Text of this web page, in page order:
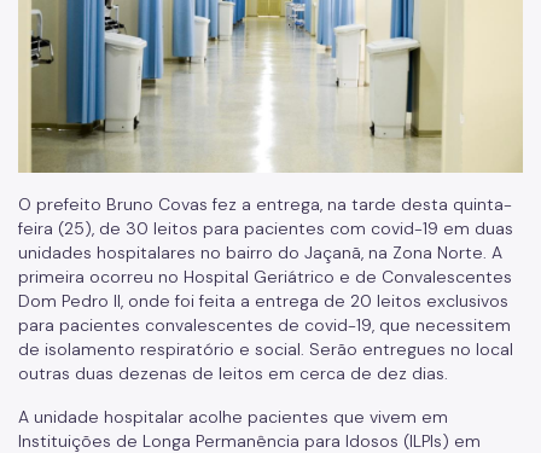
O prefeito Bruno Covas fez a entrega, na tarde desta quinta-
feira (25), de 30 leitos para pacientes com covid-19 em duas
unidades hospitalares no bairro do Jaçanã, na Zona Norte. A
primeira ocorreu no Hospital Geriátrico e de Convalescentes
Dom Pedro II, onde foi feita a entrega de 20 leitos exclusivos
para pacientes convalescentes de covid-19, que necessitem
de isolamento respiratório e social. Serão entregues no local
outras duas dezenas de leitos em cerca de dez dias.
A unidade hospitalar acolhe pacientes que vivem em
Instituições de Longa Permanência para Idosos (ILPIs) em